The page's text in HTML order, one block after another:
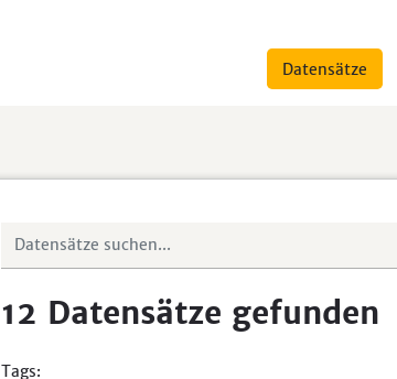
Datensätze
12 Datensätze gefunden
Tags: